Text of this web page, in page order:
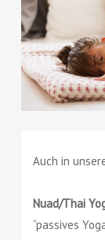
Auch in
Nuad/Thai
“passives